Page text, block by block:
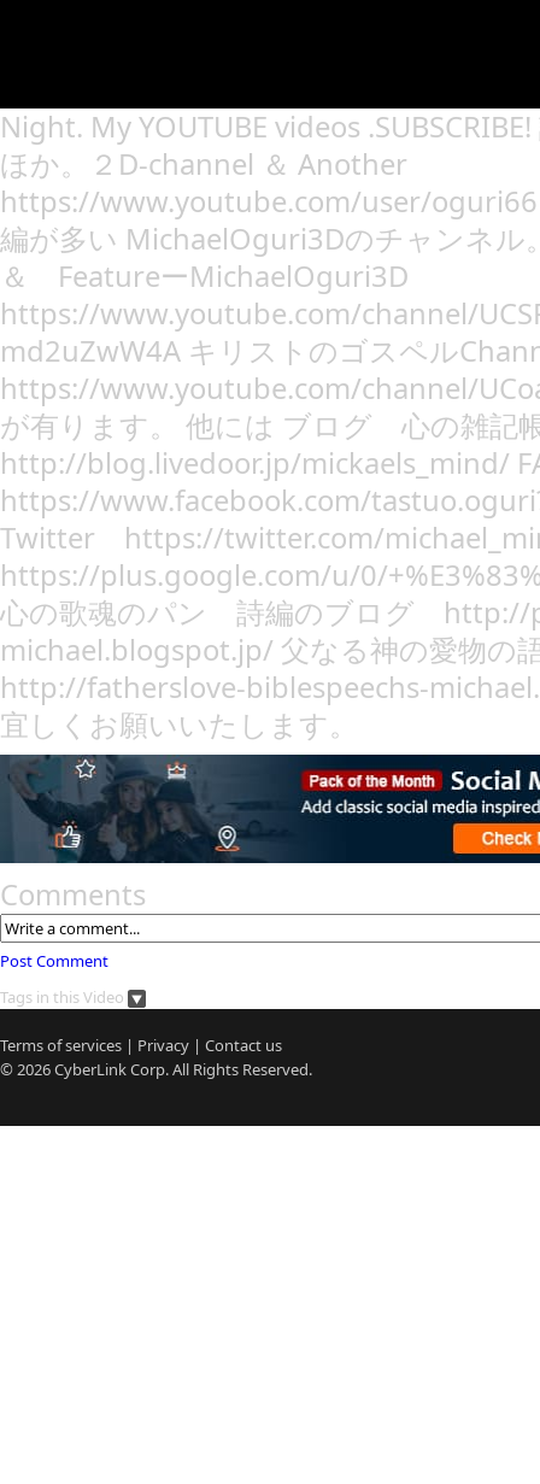
Night. My YOUTUBE videos
ほか。２D-channel ＆ Another
https://www.youtube.com/user/
編が多い MichaelOguri3Dのチャンネ
＆ FeatureーMichaelOguri3D
https://www.youtube.com/channel/
md2uZwW4A キリストのゴスペル
https://www.youtube.com/channel/
が有ります。 他には ブログ 心の雑
http://blog.livedoor.jp/mickaels_mind/
https://www.facebook.com/
Twitter https://twitter.com/
https://plus.google.com/u/0/
心の歌魂のパン 詩編のブログ http://
michael.blogspot.jp/ 父なる神の愛物
http://fatherslove-biblespeechs-
宜しくお願いいたします。
Comments
Post Comment
Tags in this Video
Terms of services | Privacy | Contact us
© 2026CyberLinkCorp. All Rights Reserved.